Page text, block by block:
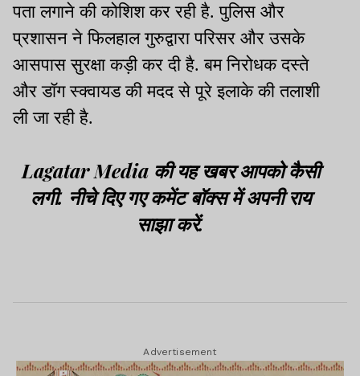
पता लगाने की कोशिश कर रही है. पुलिस और
प्रशासन ने फिलहाल गुरुद्वारा परिसर और उसके
आसपास सुरक्षा कड़ी कर दी है. बम निरोधक दस्ते
और डॉग स्क्वायड की मदद से पूरे इलाके की तलाशी
ली जा रही है.
Lagatar Media की यह खबर आपको कैसी
लगी. नीचे दिए गए कमेंट बॉक्स में अपनी राय
साझा करें.
Advertisement